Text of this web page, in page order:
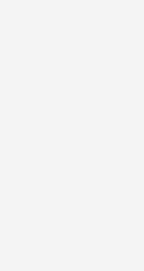
Zukunft der
wie weni­ger Aus­stel­lung mehr